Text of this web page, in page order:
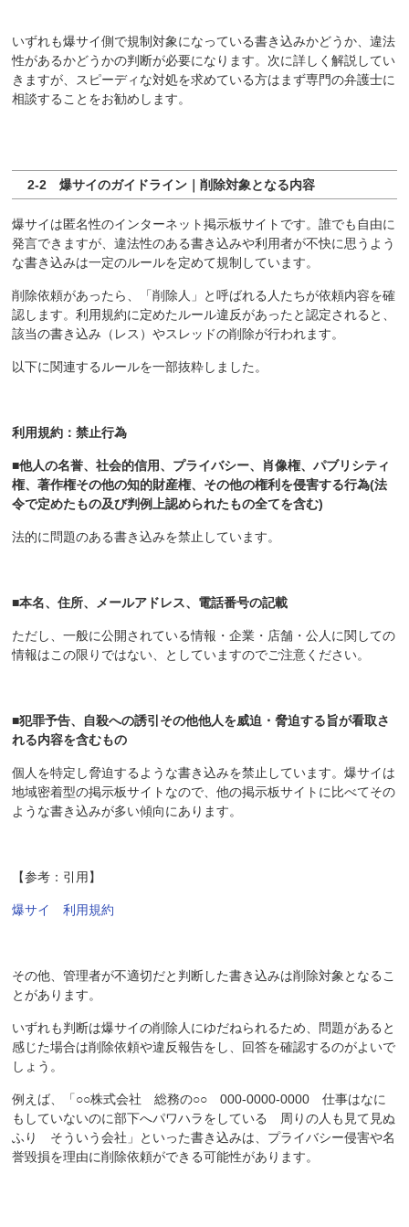
いずれも爆サイ側で規制対象になっている書き込みかどうか、違法
性があるかどうかの判断が必要になります。次に詳しく解説してい
きますが、スピーディな対処を求めている方はまず専門の弁護士に
相談することをお勧めします。
2-2 爆サイのガイドライン｜削除対象となる内容
爆サイは匿名性のインターネット掲示板サイトです。誰でも自由に
発言できますが、違法性のある書き込みや利用者が不快に思うよう
な書き込みは一定のルールを定めて規制しています。
削除依頼があったら、「削除人」と呼ばれる人たちが依頼内容を確
認します。利用規約に定めたルール違反があったと認定されると、
該当の書き込み（レス）やスレッドの削除が行われます。
以下に関連するルールを一部抜粋しました。
利用規約：禁止行為
■他人の名誉、社会的信用、プライバシー、肖像権、パブリシティ
権、著作権その他の知的財産権、その他の権利を侵害する行為(法
令で定めたもの及び判例上認められたもの全てを含む)
法的に問題のある書き込みを禁止しています。
■本名、住所、メールアドレス、電話番号の記載
ただし、一般に公開されている情報・企業・店舗・公人に関しての
情報はこの限りではない、としていますのでご注意ください。
■犯罪予告、自殺への誘引その他他人を威迫・脅迫する旨が看取さ
れる内容を含むもの
個人を特定し脅迫するような書き込みを禁止しています。爆サイは
地域密着型の掲示板サイトなので、他の掲示板サイトに比べてその
ような書き込みが多い傾向にあります。
【参考：引用】
爆サイ 利用規約
その他、管理者が不適切だと判断した書き込みは削除対象となるこ
とがあります。
いずれも判断は爆サイの削除人にゆだねられるため、問題があると
感じた場合は削除依頼や違反報告をし、回答を確認するのがよいで
しょう。
例えば、「○○株式会社 総務の○○ 000-0000-0000 仕事はなに
もしていないのに部下へパワハラをしている 周りの人も見て見ぬ
ふり そういう会社」といった書き込みは、プライバシー侵害や名
誉毀損を理由に削除依頼ができる可能性があります。